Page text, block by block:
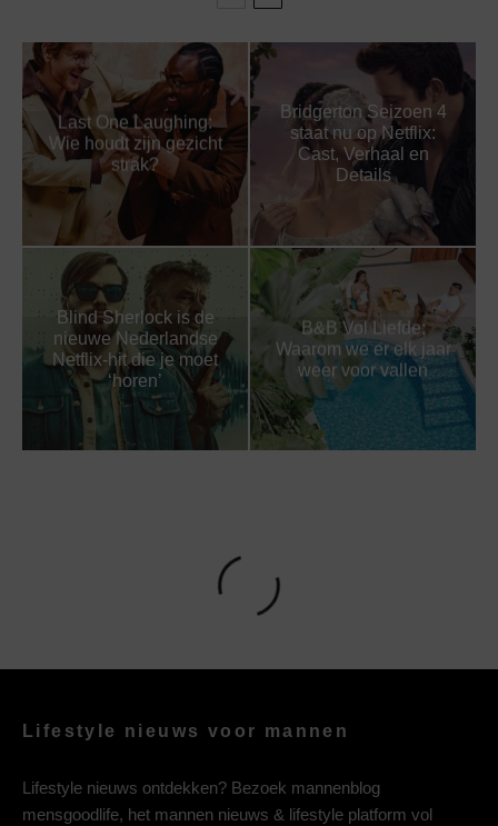
Last One Laughing:
Wie houdt zijn gezicht
strak?
Bridgerton Seizoen 4
staat nu op Netflix:
Cast, Verhaal en
Details
Blind Sherlock is de
nieuwe Nederlandse
Netflix-hit die je moet
‘horen’
B&B Vol Liefde:
Waarom we er elk jaar
weer voor vallen
Lifestyle nieuws voor mannen
Lifestyle nieuws ontdekken? Bezoek mannenblog
mensgoodlife, het mannen nieuws & lifestyle platform vol